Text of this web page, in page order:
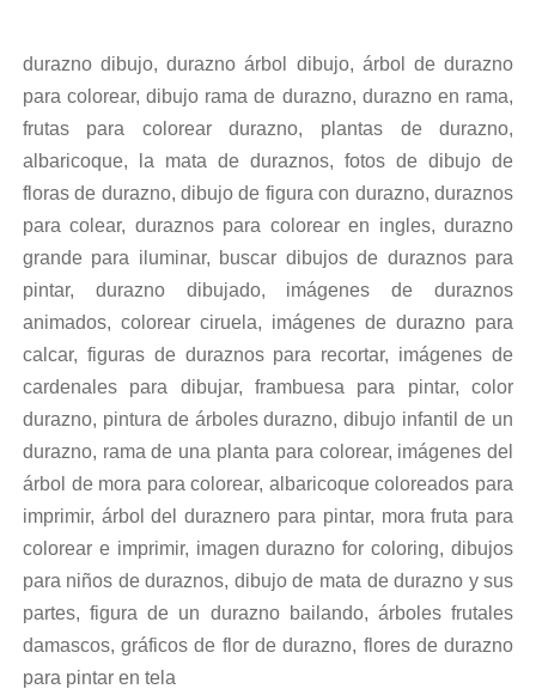
durazno dibujo, durazno árbol dibujo, árbol de durazno
para colorear, dibujo rama de durazno, durazno en rama,
frutas para colorear durazno, plantas de durazno,
albaricoque, la mata de duraznos, fotos de dibujo de
floras de durazno, dibujo de figura con durazno, duraznos
para colear, duraznos para colorear en ingles, durazno
grande para iluminar, buscar dibujos de duraznos para
pintar, durazno dibujado, imágenes de duraznos
animados, colorear ciruela, imágenes de durazno para
calcar, figuras de duraznos para recortar, imágenes de
cardenales para dibujar, frambuesa para pintar, color
durazno, pintura de árboles durazno, dibujo infantil de un
durazno, rama de una planta para colorear, imágenes del
árbol de mora para colorear, albaricoque coloreados para
imprimir, árbol del duraznero para pintar, mora fruta para
colorear e imprimir, imagen durazno for coloring, dibujos
para niños de duraznos, dibujo de mata de durazno y sus
partes, figura de un durazno bailando, árboles frutales
damascos, gráficos de flor de durazno, flores de durazno
para pintar en tela